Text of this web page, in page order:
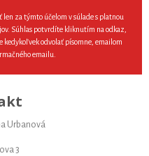
len za týmto účelom v súlade s platnou
Súhlas potvrdíte kliknutím na odkaz,
kedykoľvek odvolať písomne, emailom
emailu.
Urbanová
3